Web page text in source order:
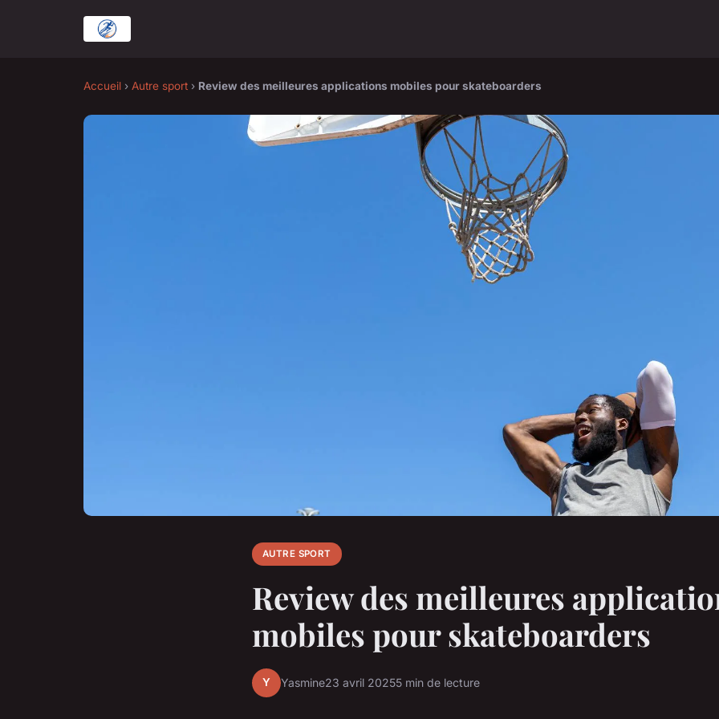
Accueil › Autre sport › Review des meilleures applications mobiles pour skateboarders
AUTRE SPORT
Review des meilleures
mobiles pour skateboarders
Y Yasmine23 avril 20255 min de lecture